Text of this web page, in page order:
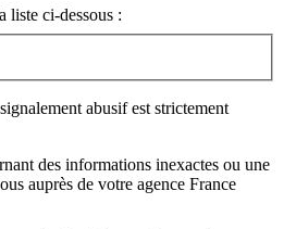
liste ci-dessous :
abusif est strictement
des informations inexactes ou une
auprès de votre agence France